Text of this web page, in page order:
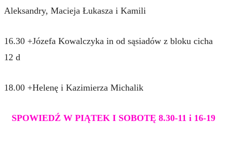
Aleksandry, Macieja Łukasza i Kamili
16.30 +Józefa Kowalczyka in od sąsiadów z bloku cicha
12 d
18.00 +Helenę i Kazimierza Michalik
SPOWIEDŹ W PIĄTEK I SOBOTĘ 8.30-11 i 16-19